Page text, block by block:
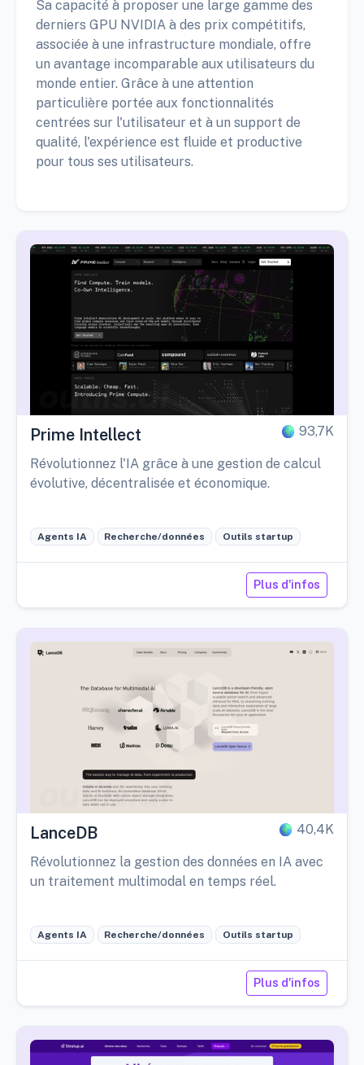
Sa capacité à proposer une large gamme des
derniers GPU NVIDIA à des prix compétitifs,
associée à une infrastructure mondiale, offre
un avantage incomparable aux utilisateurs du
monde entier. Grâce à une attention
particulière portée aux fonctionnalités
centrées sur l'utilisateur et à un support de
qualité, l'expérience est fluide et productive
pour tous ses utilisateurs.
Prime Intellect 93,7K
Révolutionnez l'IA grâce à une gestion de calcul
évolutive, décentralisée et économique.
Agents IA Recherche/données Outils startup
Plus d'infos
LanceDB 40,4K
Révolutionnez la gestion des données en IA avec
un traitement multimodal en temps réel.
Agents IA Recherche/données Outils startup
Plus d'infos